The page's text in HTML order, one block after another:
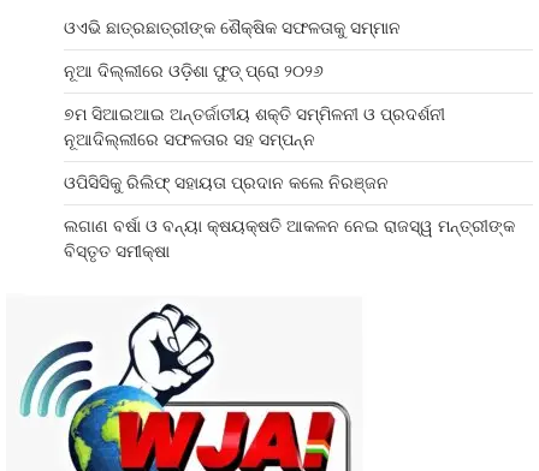
ଓଏଭି ଛାତ୍ରଛାତ୍ରୀଙ୍କ ଶୈକ୍ଷିକ ସଫଳତାକୁ ସମ୍ମାନ
ନୂଆ ଦିଲ୍ଲୀରେ ଓଡ଼ିଶା ଫୁଡ୍ ପ୍ରୋ ୨୦୨୬
୭ମ ସିଆଇଆଇ ଅନ୍ତର୍ଜାତୀୟ ଶକ୍ତି ସମ୍ମିଳନୀ ଓ ପ୍ରଦର୍ଶନୀ
ନୂଆଦିଲ୍ଲୀରେ ସଫଳତାର ସହ ସମ୍ପନ୍ନ
ଓପିସିସିକୁ ରିଲିଫ୍ ସହାୟତା ପ୍ରଦାନ କଲେ ନିରଞ୍ଜନ
ଲଗାଣ ବର୍ଷା ଓ ବନ୍ୟା କ୍ଷୟକ୍ଷତି ଆକଳନ ନେଇ ରାଜସ୍ୱ ମନ୍ତ୍ରୀଙ୍କ
ବିସ୍ତୃତ ସମୀକ୍ଷା